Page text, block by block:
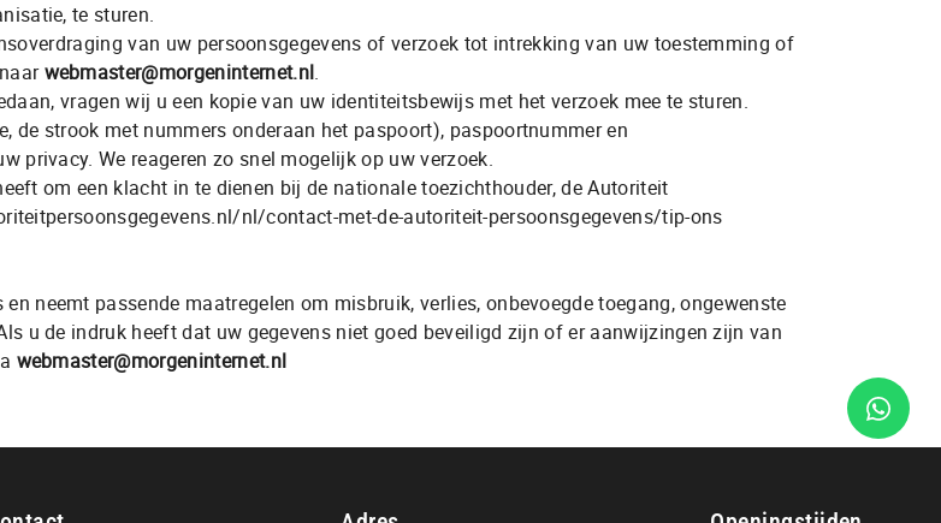
te sturen.
van uw persoonsgegevens of verzoek tot intrekking van uw toestemming of
webmaster@morgeninternet.nl.
vragen wij u een kopie van uw identiteitsbewijs met het verzoek mee te sturen.
de strook met nummers onderaan het paspoort), paspoortnummer en
privacy. We reageren zo snel mogelijk op uw verzoek.
om een klacht in te dienen bij de nationale toezichthouder, de Autoriteit
nl/contact-met-de-autoriteit-persoonsgegevens/tip-ons
neemt passende maatregelen om misbruik, verlies, onbevoegde toegang, ongewenste
u de indruk heeft dat uw gegevens niet goed beveiligd zijn of er aanwijzingen zijn van
webmaster@morgeninternet.nl